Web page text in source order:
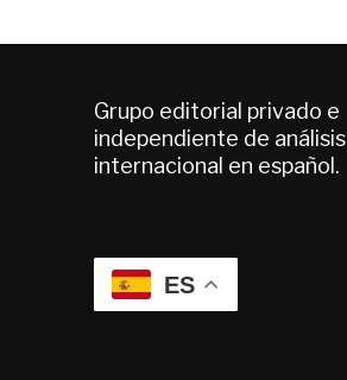
Grupo editorial privado e
independiente de análisis
internacional en español.
ES